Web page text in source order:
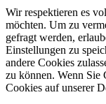
Wir respektieren es
möchten. Um zu
gefragt werden,
Einstellungen zu
andere Cookies
zu können. Wenn Sie
Cookies auf unserer